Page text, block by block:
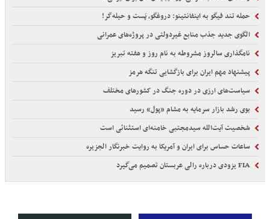
حمله تند فیگو به اینفانتینو: دروغگو، پَست‌ و حیله‌گر!
الگوی جدید جذب منابع غیردولتی در پروژه‌های عمرانی
نامگذاری سالروز مشروطه به نام روز و هفته تبریز
پیشنهاد مهم ایران برای بازگشایی تنگه هرمز
سیاست‌های ارزی در دوره جنگ در کشورهای مختلف
بوی رشد بازار سرمایه به مشام «پول» رسید
شخصیت آیت‌الله سیدمجتبی خامنه‌ای استثنائی است
ساعات حساس برای ایران و آمریکا به روایت خبرنگار الجزیره